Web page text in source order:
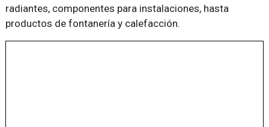
radiantes, componentes para instalaciones, hasta
productos de fontanería y calefacción.